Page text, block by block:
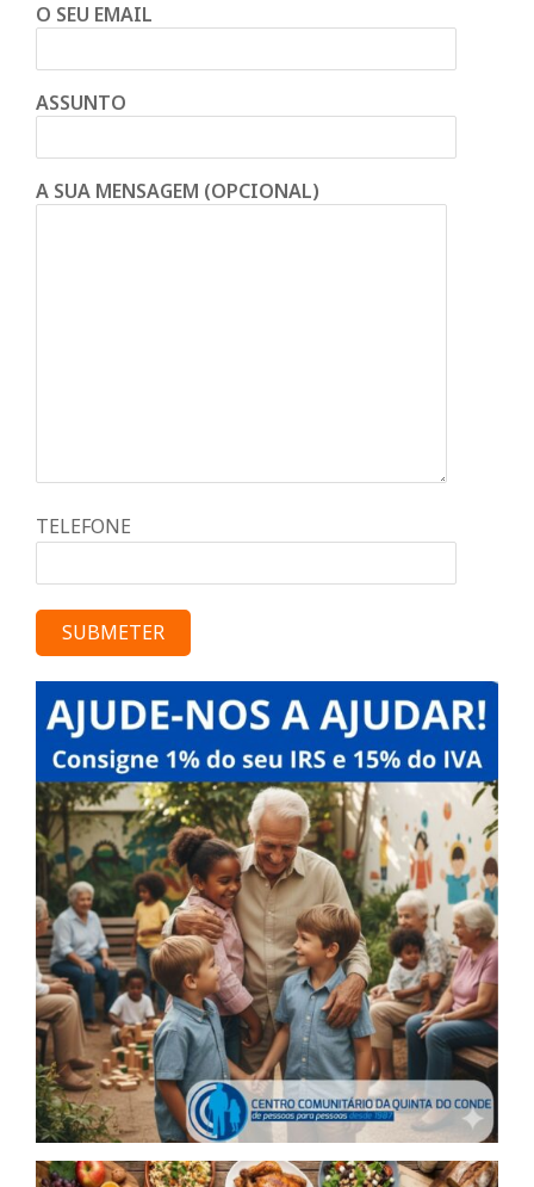
O SEU EMAIL
ASSUNTO
A SUA MENSAGEM (OPCIONAL)
TELEFONE